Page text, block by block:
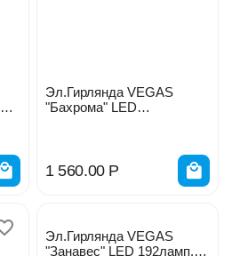
Эл.Гирлянда VEGAS
"Бахрома" LED
1 560.00 Р
Эл.Гирлянда VEGAS
"Занавес" LED 192ламп.